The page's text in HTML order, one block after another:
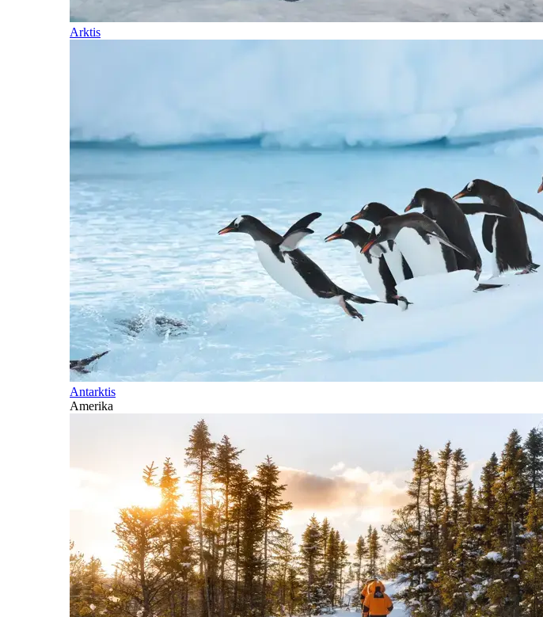
Arktis
Antarktis
Amerika